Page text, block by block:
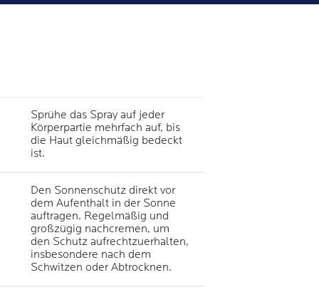
Sprühe das Spray auf jeder
Körperpartie mehrfach auf, bis
die Haut gleichmäßig bedeckt
ist.
Den Sonnenschutz direkt vor
dem Aufenthalt in der Sonne
auftragen. Regelmäßig und
großzügig nachcremen, um
den Schutz aufrechtzuerhalten,
insbesondere nach dem
Schwitzen oder Abtrocknen.